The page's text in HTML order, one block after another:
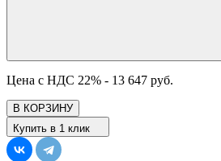
Цена с НДС 22% - 13 647 руб.
В КОРЗИНУ
Купить в 1 клик